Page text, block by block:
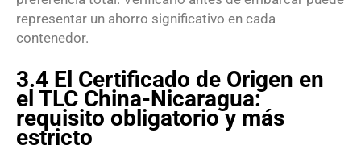
representar un ahorro significativo en cada
contenedor.
3.4 El Certificado de Origen en
el TLC China-Nicaragua:
requisito obligatorio y más
estricto